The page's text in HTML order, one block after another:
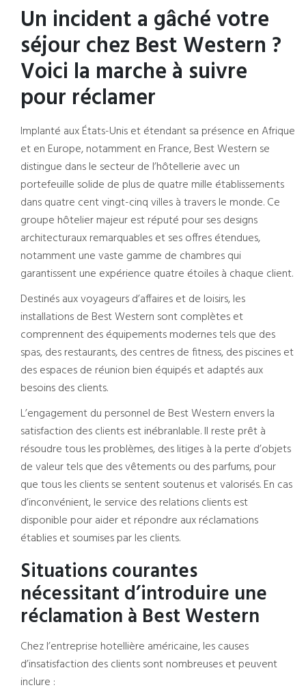
Un incident a gâché votre
séjour chez Best Western ?
Voici la marche à suivre
pour réclamer
Implanté aux États-Unis et étendant sa présence en Afrique
et en Europe, notamment en France, Best Western se
distingue dans le secteur de l’hôtellerie avec un
portefeuille solide de plus de quatre mille établissements
dans quatre cent vingt-cinq villes à travers le monde. Ce
groupe hôtelier majeur est réputé pour ses designs
architecturaux remarquables et ses offres étendues,
notamment une vaste gamme de chambres qui
garantissent une expérience quatre étoiles à chaque client.
Destinés aux voyageurs d’affaires et de loisirs, les
installations de Best Western sont complètes et
comprennent des équipements modernes tels que des
spas, des restaurants, des centres de fitness, des piscines et
des espaces de réunion bien équipés et adaptés aux
besoins des clients.
L’engagement du personnel de Best Western envers la
satisfaction des clients est inébranlable. Il reste prêt à
résoudre tous les problèmes, des litiges à la perte d’objets
de valeur tels que des vêtements ou des parfums, pour
que tous les clients se sentent soutenus et valorisés. En cas
d’inconvénient, le service des relations clients est
disponible pour aider et répondre aux réclamations
établies et soumises par les clients.
Situations courantes
nécessitant d’introduire une
réclamation à Best Western
Chez l’entreprise hotellière américaine, les causes
d’insatisfaction des clients sont nombreuses et peuvent
inclure :